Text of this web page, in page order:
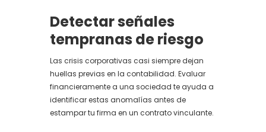
Detectar señales
tempranas de riesgo
Las crisis corporativas casi siempre dejan
huellas previas en la contabilidad. Evaluar
financieramente a una sociedad te ayuda a
identificar estas anomalías antes de
estampar tu firma en un contrato vinculante.